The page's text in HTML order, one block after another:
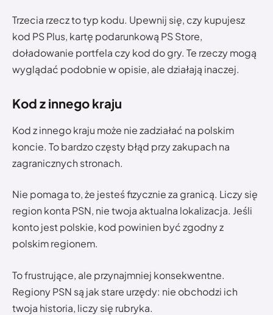
Trzecia rzecz to typ kodu. Upewnij się, czy kupujesz
kod PS Plus, kartę podarunkową PS Store,
doładowanie portfela czy kod do gry. Te rzeczy mogą
wyglądać podobnie w opisie, ale działają inaczej.
Kod z innego kraju
Kod z innego kraju może nie zadziałać na polskim
koncie. To bardzo częsty błąd przy zakupach na
zagranicznych stronach.
Nie pomaga to, że jesteś fizycznie za granicą. Liczy się
region konta PSN, nie twoja aktualna lokalizacja. Jeśli
konto jest polskie, kod powinien być zgodny z
polskim regionem.
To frustrujące, ale przynajmniej konsekwentne.
Regiony PSN są jak stare urzędy: nie obchodzi ich
twoja historia, liczy się rubryka.